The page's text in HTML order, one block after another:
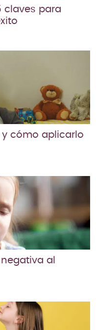
claves para
cómo aplicarlo
al